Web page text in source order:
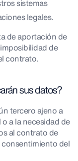
sistemas
legales.
de aportación de
de
contrato.
sus datos?
tercero ajeno a
a la necesidad de
al contrato de
del